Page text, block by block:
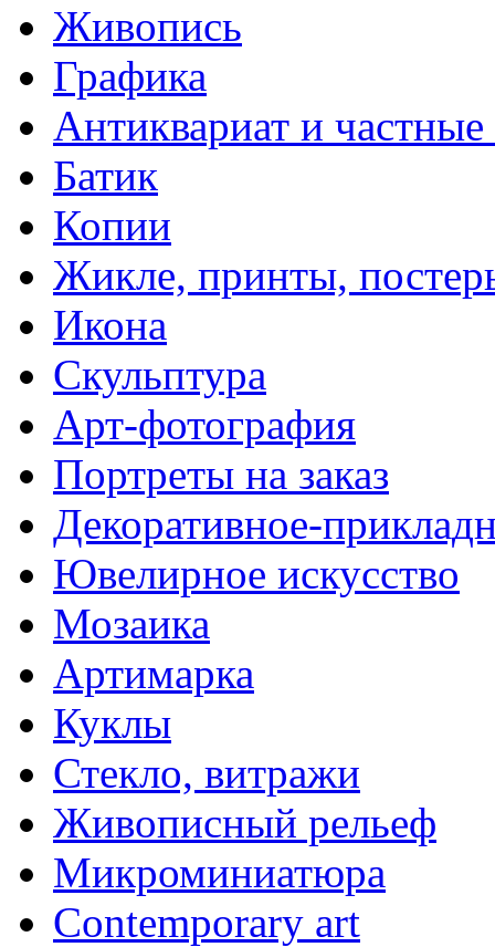
Живопись
Графика
Антиквариат и
Батик
Копии
Жикле, принты,
Икона
Скульптура
Арт-фотография
Портреты на заказ
Декоративное-
Ювелирное искусство
Мозаика
Артимарка
Куклы
Стекло, витражи
Живописный рельеф
Микроминиатюра
Contemporary art